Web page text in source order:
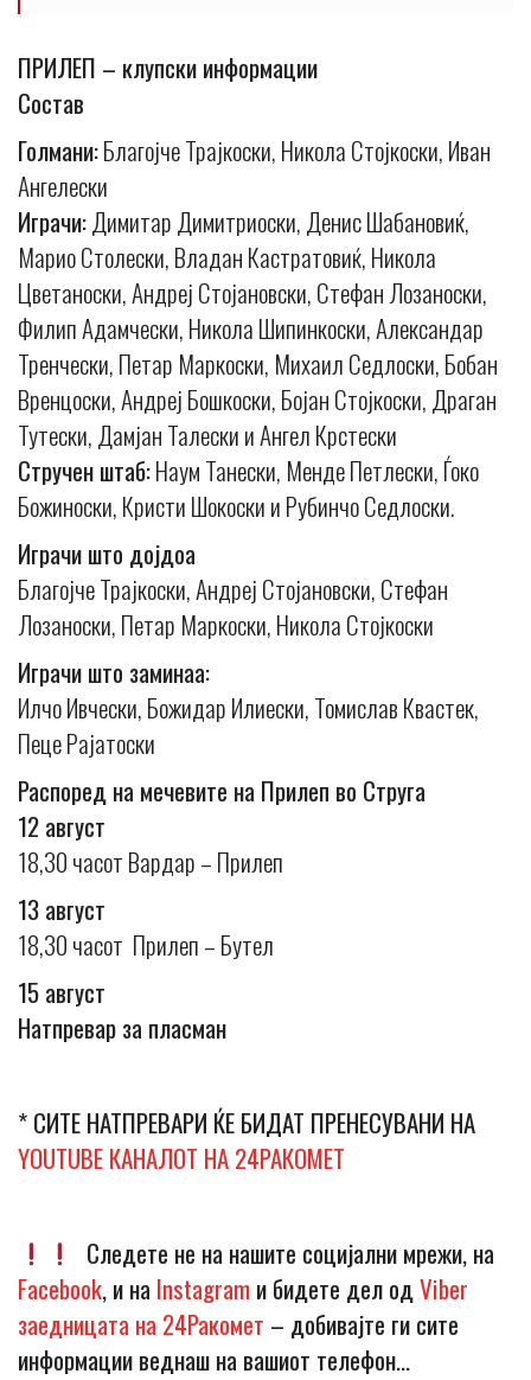
ПРИЛЕП – клупски информации
Состав
Голмани:Благојче Трајкоски, Никола Стојкоски, Иван
Ангелески
Играчи:Димитар Димитриоски, Денис Шабановиќ,
Марио Столески, Владан Кастратовиќ, Никола
Цветаноски, Андреј Стојановски, Стефан Лозаноски,
Филип Адамчески, Никола Шипинкоски, Александар
Тренчески, Петар Маркоски, Михаил Седлоски, Бобан
Вренцоски, Андреј Бошкоски, Бојан Стојкоски, Драган
Тутески, Дамјан Талески и Ангел Крстески
Стручен штаб:Наум Танески, Менде Петлески, Ѓоко
Божиноски, Кристи Шокоски и Рубинчо Седлоски.
Играчи што дојдоа
Благојче Трајкоски, Андреј Стојановски, Стефан
Лозаноски, Петар Маркоски, Никола Стојкоски
Играчи што заминаа:
Илчо Ивчески, Божидар Илиески, Томислав Квастек,
Пеце Рајатоски
Распоред на мечевите на Прилеп во Струга
12 август
18,30 часот Вардар – Прилеп
13 август
18,30 часот Прилеп – Бутел
15 август
Натпревар за пласман
* СИТЕ НАТПРЕВАРИ ЌЕ БИДАТ ПРЕНЕСУВАНИ НА
YOUTUBE КАНАЛОТ НА 24РАКОМЕТ
Следете не на нашите социјални мрежи, на
Facebook, и на Instagramи бидете дел одViber
заедницата на 24Ракомет – добивајте ги сите
информации веднаш на вашиот телефон…